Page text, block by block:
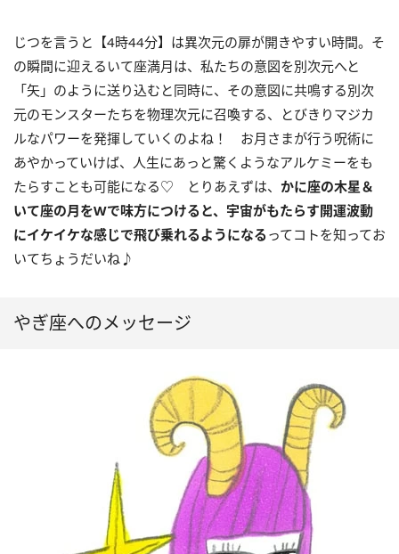
じつを言うと【4時44分】は異次元の扉が開きやすい時間。そ
の瞬間に迎えるいて座満月は、私たちの意図を別次元へと
「矢」のように送り込むと同時に、その意図に共鳴する別次
元のモンスターたちを物理次元に召喚する、とびきりマジカ
ルなパワーを発揮していくのよね！ お月さまが行う呪術に
あやかっていけば、人生にあっと驚くようなアルケミーをも
たらすことも可能になる♡ とりあえずは、 かに座の木星＆
いて座の月をWで味方につけると、宇宙がもたらす開運波動
にイケイケな感じで飛び乗れるようになる ってコトを知ってお
いてちょうだいね♪
やぎ座へのメッセージ